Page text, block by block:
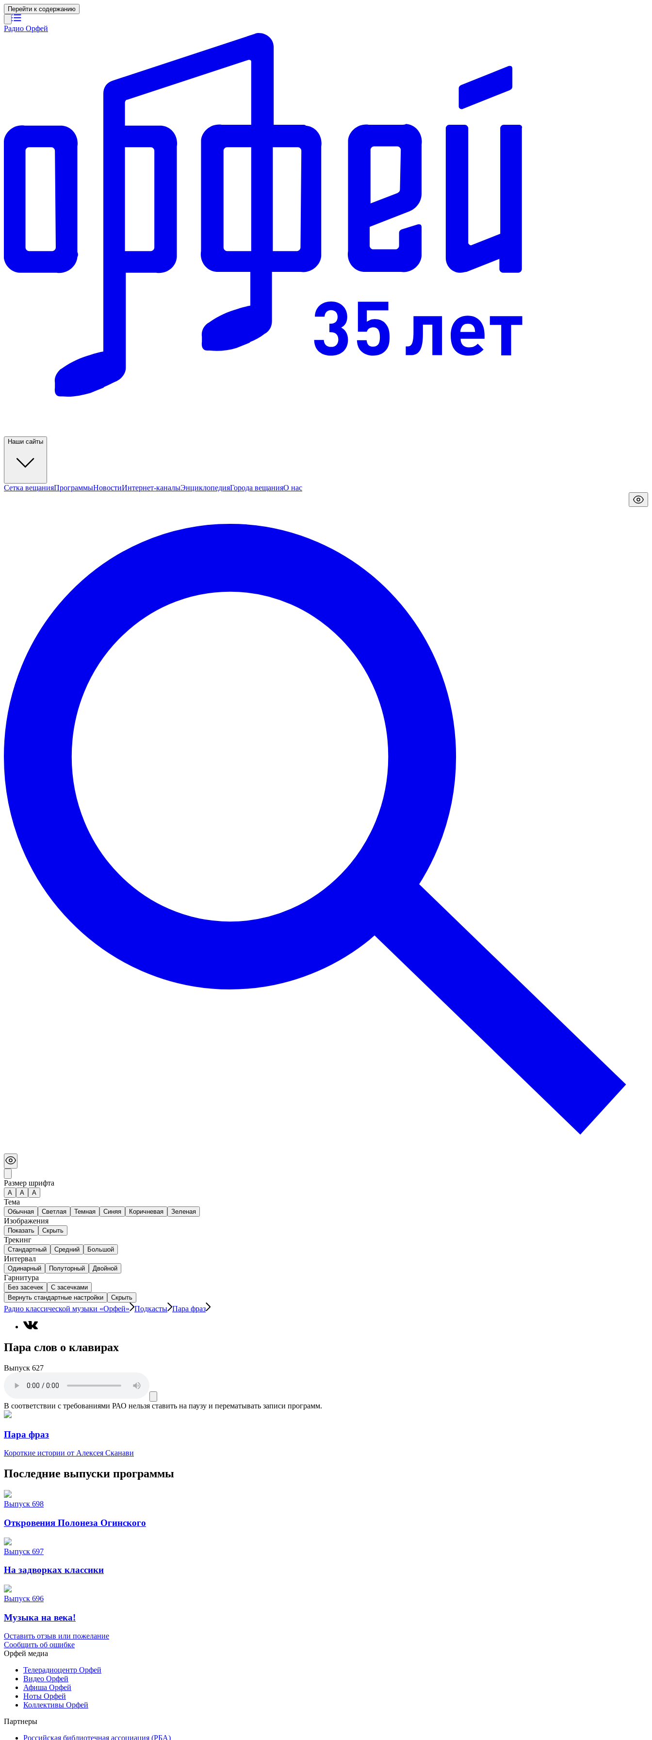
Перейти к содержанию
Радио Орфей
Наши сайты
Сетка вещанияПрограммыНовостиИнтернет-каналыЭнциклопедияГорода вещанияО нас
Размер шрифта
А A A
Тема
Обычная Светлая Темная Синяя Коричневая Зеленая
Изображения
Показать Скрыть
Трекинг
Стандартный Средний Большой
Интервал
Одинарный Полуторный Двойной
Гарнитура
Без засечек
С засечками
Вернуть стандартные настройки
Скрыть
Радио классической музыки «Орфей» Подкасты Пара фраз
Пара слов о клавирах
Выпуск 627
В соответствии с требованиями РАО нельзя ставить на паузу и перематывать записи программ.
Пара фраз
Короткие истории от Алексея Сканави
Последние выпуски программы
Выпуск 698
Откровения Полонеза Огинского
Выпуск 697
На задворках классики
Выпуск 696
Музыка на века!
Оставить отзыв или пожелание
Сообщить об ошибке
Орфей медиа
Телерадиоцентр Орфей
Видео Орфей
Афиша Орфей
Ноты Орфей
Коллективы Орфей
Партнеры
Российская библиотечная ассоциация (РБА)